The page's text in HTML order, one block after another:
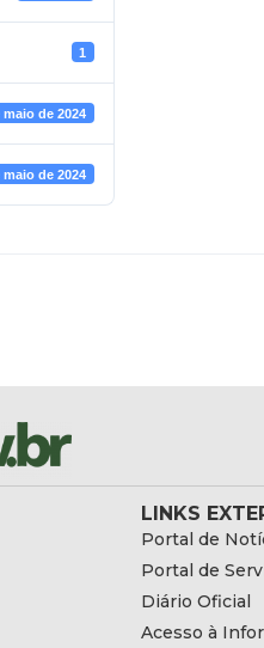
1
maio de 2024
maio de 2024
LINKS
Portal de
Portal de
Diário Oficial
Acesso à